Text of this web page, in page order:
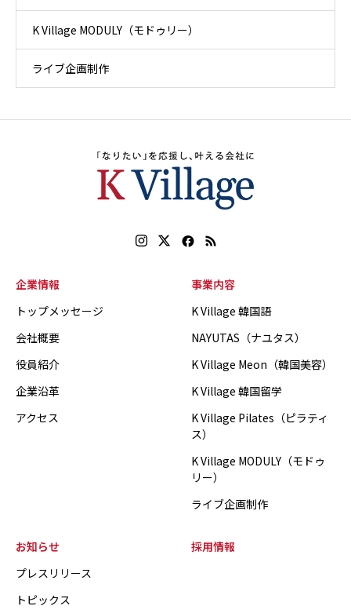
K Village MODULY（モドゥリー）
ライブ企画制作
企業情報
トップメッセージ
会社概要
役員紹介
企業沿革
アクセス
事業内容
K Village 韓国語
NAYUTAS（ナユタス）
K Village Meon（韓国美容）
K Village 韓国留学
K Village Pilates（ピラティ
ス）
K Village MODULY（モドゥ
リー）
ライブ企画制作
お知らせ
プレスリリース
トピックス
採用情報